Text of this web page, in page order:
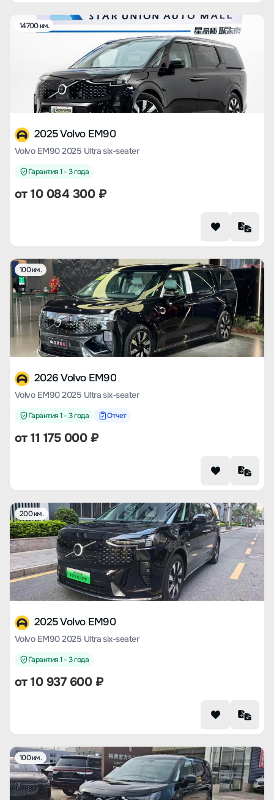
14700 км.
2025 Volvo EM90
Volvo EM90 2025 Ultra six-seater
Гарантия 1 - 3 года
от10 084 300₽
100 км.
2026 Volvo EM90
Volvo EM90 2025 Ultra six-seater
Гарантия 1 - 3 года Отчет
от11 175 000₽
200 км.
2025 Volvo EM90
Volvo EM90 2025 Ultra six-seater
Гарантия 1 - 3 года
от10 937 600₽
100 км.